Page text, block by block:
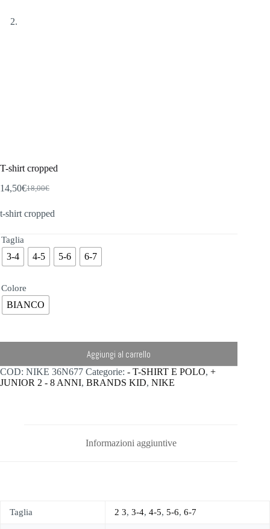
T-shirt cropped
18,00€
Il
originale
14,50€Il
attuale
t-shirt cropped
Taglia
3-4 4-5 5-6 6-7
Colore
BIANCO
Aggiungi al carrello
COD: NIKE 36N677 Categorie: - T-SHIRT E POLO, +
JUNIOR 2 - 8 ANNI, BRANDS KID, NIKE
Informazioni aggiuntive
Taglia 2 3, 3-4, 4-5, 5-6, 6-7